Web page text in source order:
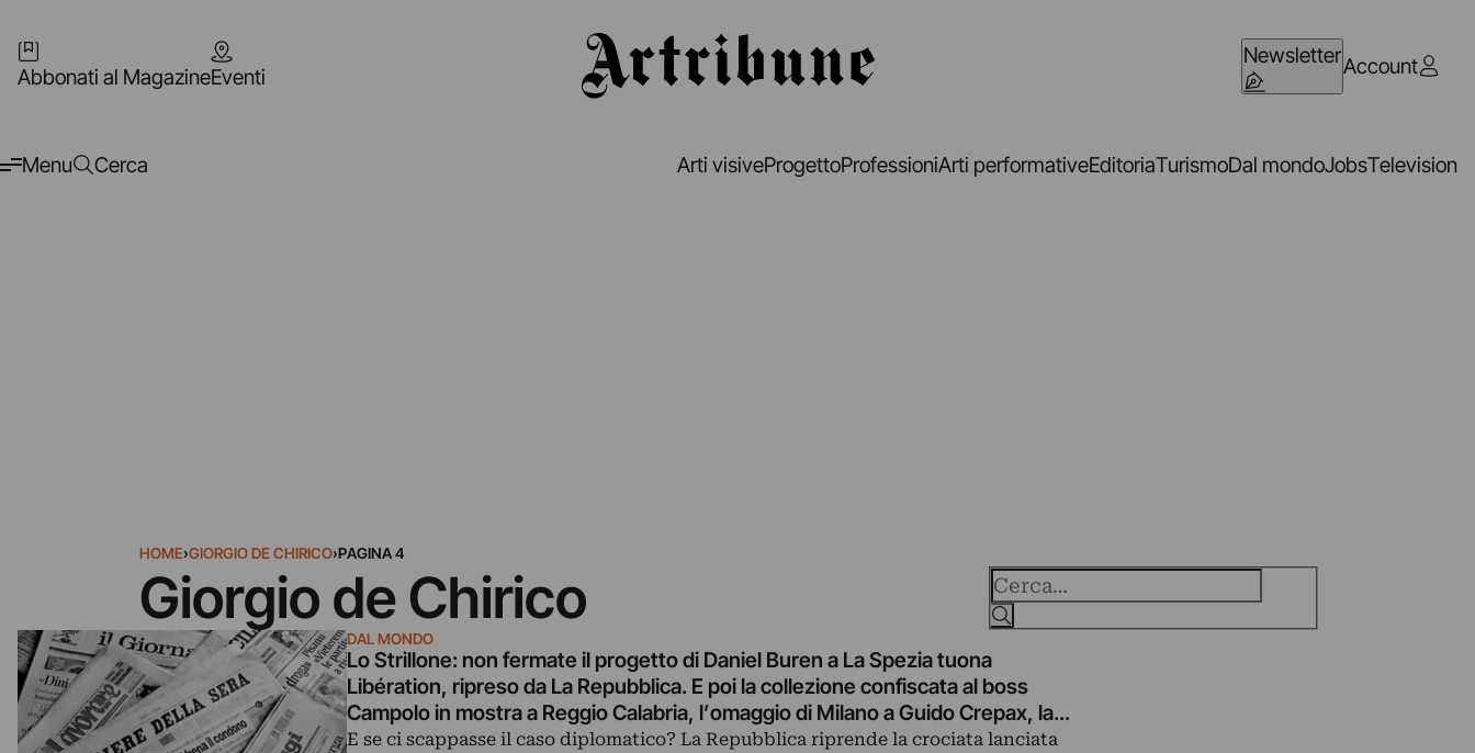
Abbonati al MagazineEventi
NewsletterAccount
Menu Cerca Arti visiveProgettoProfessioniArti performativeEditoriaTurismoDal mondoJobsTelevision
HOME›GIORGIO DE CHIRICO›PAGINA 4
Giorgio de Chirico
DAL MONDO
Lo Strillone: non fermate il progetto di Daniel Buren a La Spezia tuona
Libération, ripreso da La Repubblica. E poi la collezione confiscata al boss
Campolo in mostra a Reggio Calabria, l’omaggio di Milano a Guido Crepax, la
Rain Room di Random International al MoMA…
E se ci scappasse il caso diplomatico? La Repubblica riprende la crociata lanciata